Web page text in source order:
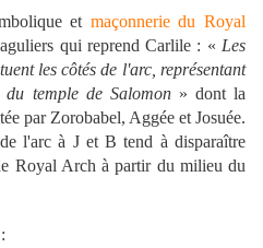
et maçonnerie du Royal
qui reprend Carlile : « Les
les côtés de l'arc, représentant
temple de Salomon» dont la
par Zorobabel, Aggée et Josuée.
l'arc à J et B tend à disparaître
Royal Arch à partir du milieu du